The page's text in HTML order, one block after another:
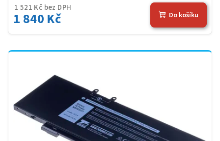
1 521 Kč bez DPH
1 840 Kč Do košíku